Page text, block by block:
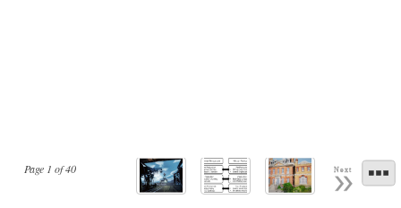
Page 1 of40 Next